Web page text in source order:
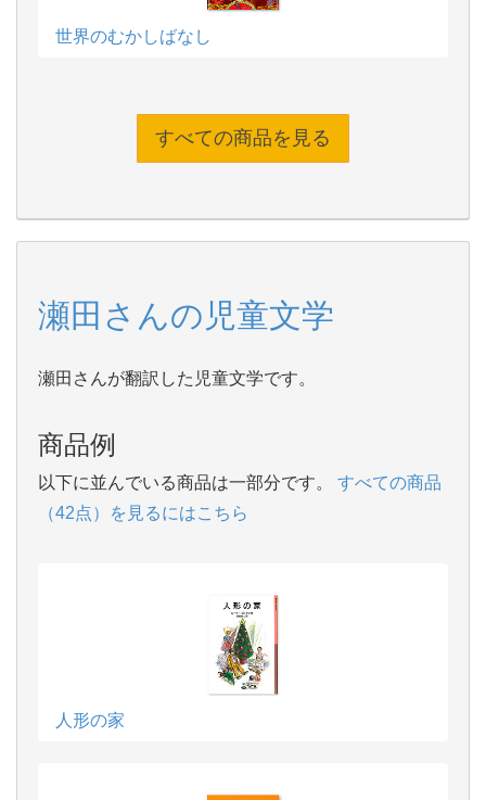
世界のむかしばなし
すべての商品を見る
瀬田さんの児童文学
瀬田さんが翻訳した児童文学です。
商品例
以下に並んでいる商品は一部分です。
すべての商品
（42点）を見るにはこちら
人形の家